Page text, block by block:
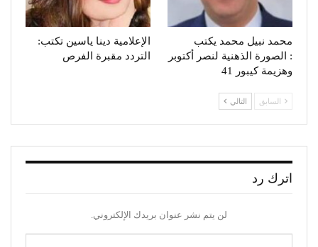
محمد نبيل محمد يكتب
: الصورة الذهنية لنصر أكتوبر
وهزيمة كيبور 41
الإعلامية دينا ياسين تكتب:
التردد مقبرة الفرص
السابق التالي
اترك رد
لن يتم نشر عنوان بريدك الإلكتروني.